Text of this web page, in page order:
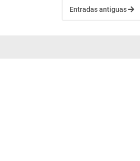
Entradas antiguas